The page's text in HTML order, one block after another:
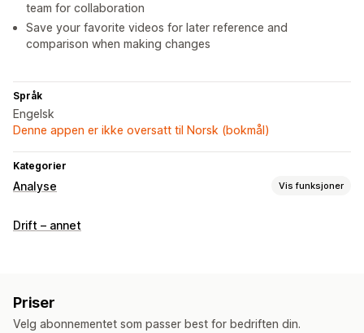
team for collaboration
Save your favorite videos for later reference and
comparison when making changes
Språk
Engelsk
Denne appen er ikke oversatt til Norsk (bokmål)
Kategorier
Analyse Vis funksjoner
Kundeatferd
Visuelt og rapporter
Varmekart
Analyse-instrumentbord Tilpassede rapporter
Drift – annet
Priser
Velg abonnementet som passer best for bedriften din.